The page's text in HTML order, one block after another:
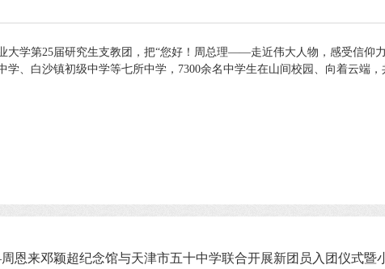
大学第25届研究生支教团，把“您好！周总理——走近伟大人物，感受信仰
学、白沙镇初级中学等七所中学，7300余名中学生在山间校园、向着云端
恩来邓颖超纪念馆与天津市五十中学联合开展新团员入团仪式暨